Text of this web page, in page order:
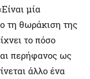
μία
τη θωράκιση της
το πόσο
περήφανος ως
άλλο ένα